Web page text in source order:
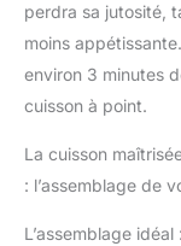
perdra sa jutosité,
moins
environ 3 minutes
cuisson à point.
La cuisson
: l’assemblage de
L’assemblage